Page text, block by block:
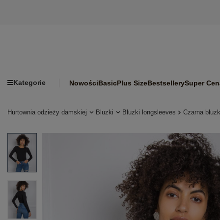
Kategorie NowościBasicPlus SizeBestsellerySuper
Hurtownia odzieży damskiej Bluzki Bluzki longsleeves Czarna